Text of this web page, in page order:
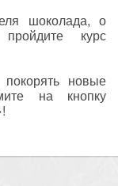
шоколада, о
курс
новые
на кнопку